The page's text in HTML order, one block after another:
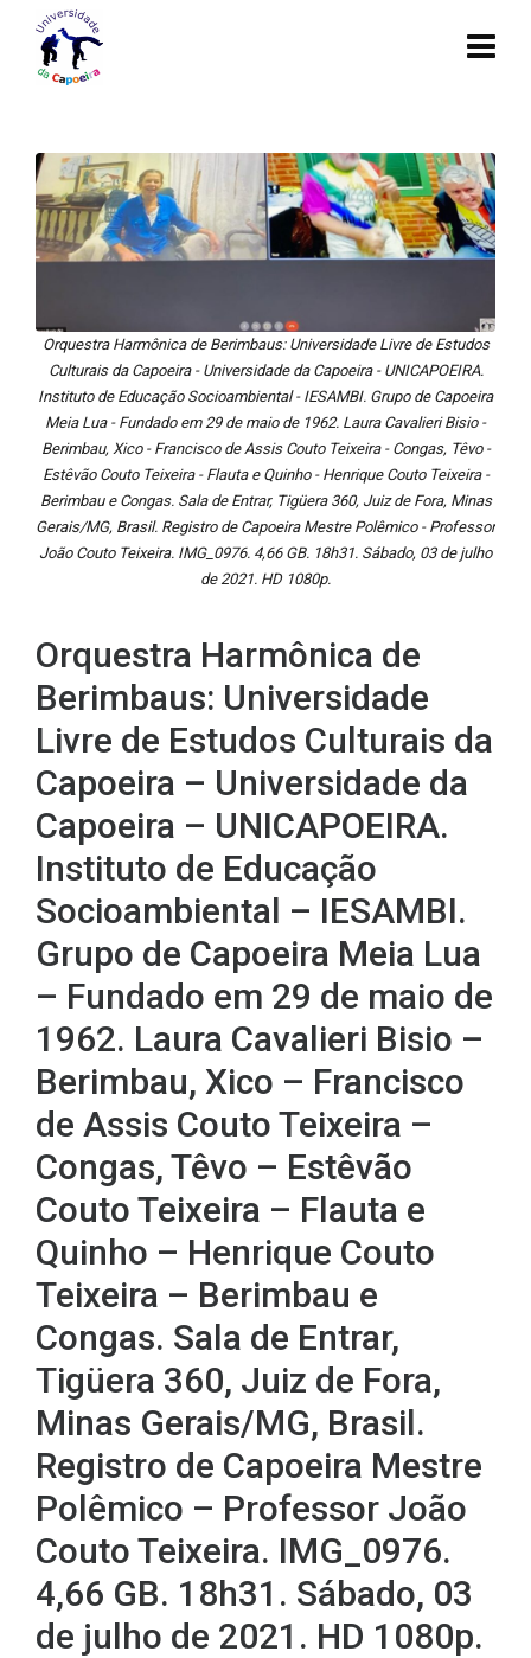
Orquestra Harmônica de Berimbaus: Universidade Livre de Estudos
Culturais da Capoeira - Universidade da Capoeira - UNICAPOEIRA.
Instituto de Educação Socioambiental - IESAMBI. Grupo de Capoeira
Meia Lua - Fundado em 29 de maio de 1962. Laura Cavalieri Bisio -
Berimbau, Xico - Francisco de Assis Couto Teixeira - Congas, Têvo -
Estêvão Couto Teixeira - Flauta e Quinho - Henrique Couto Teixeira -
Berimbau e Congas. Sala de Entrar, Tigüera 360, Juiz de Fora, Minas
Gerais/MG, Brasil. Registro de Capoeira Mestre Polêmico - Professor
João Couto Teixeira. IMG_0976. 4,66 GB. 18h31. Sábado, 03 de julho
de 2021. HD 1080p.
Orquestra Harmônica de
Berimbaus: Universidade
Livre de Estudos Culturais da
Capoeira – Universidade da
Capoeira – UNICAPOEIRA.
Instituto de Educação
Socioambiental – IESAMBI.
Grupo de Capoeira Meia Lua
– Fundado em 29 de maio de
1962. Laura Cavalieri Bisio –
Berimbau, Xico – Francisco
de Assis Couto Teixeira –
Congas, Têvo – Estêvão
Couto Teixeira – Flauta e
Quinho – Henrique Couto
Teixeira – Berimbau e
Congas. Sala de Entrar,
Tigüera 360, Juiz de Fora,
Minas Gerais/MG, Brasil.
Registro de Capoeira Mestre
Polêmico – Professor João
Couto Teixeira. IMG_0976.
4,66 GB. 18h31. Sábado, 03
de julho de 2021. HD 1080p.